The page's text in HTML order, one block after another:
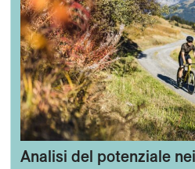
Analisi del potenziale